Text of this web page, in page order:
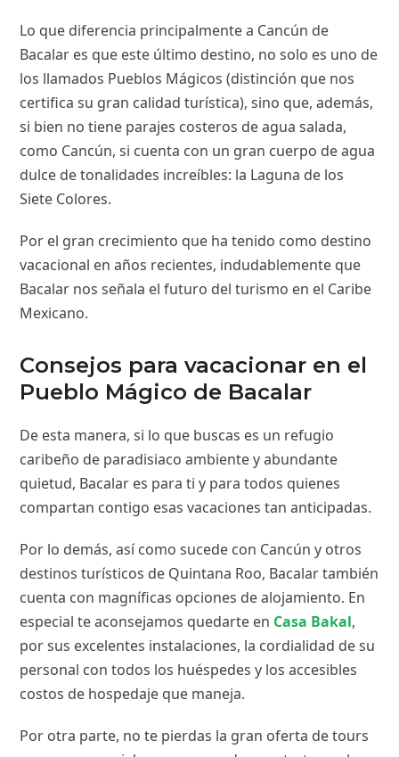
Lo que diferencia principalmente a Cancún de
Bacalar es que este último destino, no solo es uno de
los llamados Pueblos Mágicos (distinción que nos
certifica su gran calidad turística), sino que, además,
si bien no tiene parajes costeros de agua salada,
como Cancún, si cuenta con un gran cuerpo de agua
dulce de tonalidades increíbles: la Laguna de los
Siete Colores.
Por el gran crecimiento que ha tenido como destino
vacacional en años recientes, indudablemente que
Bacalar nos señala el futuro del turismo en el Caribe
Mexicano.
Consejos para vacacionar en el
Pueblo Mágico de Bacalar
De esta manera, si lo que buscas es un refugio
caribeño de paradisiaco ambiente y abundante
quietud, Bacalar es para ti y para todos quienes
compartan contigo esas vacaciones tan anticipadas.
Por lo demás, así como sucede con Cancún y otros
destinos turísticos de Quintana Roo, Bacalar también
cuenta con magníficas opciones de alojamiento. En
especial te aconsejamos quedarte en Casa Bakal,
por sus excelentes instalaciones, la cordialidad de su
personal con todos los huéspedes y los accesibles
costos de hospedaje que maneja.
Por otra parte, no te pierdas la gran oferta de tours